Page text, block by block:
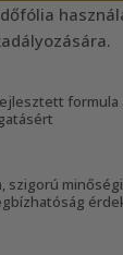
formula
szigorú